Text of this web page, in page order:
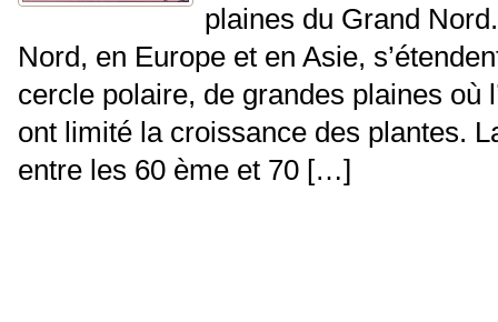
plaines du Grand
Nord, en Europe et en Asie,
cercle polaire, de grandes plaines où
ont limité la croissance des plantes.
entre les 60 ème et 70 […]